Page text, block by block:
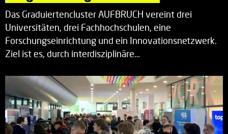
Das Graduiertencluster AUFBRUCH vereint drei
Universitäten, drei Fachhochschulen, eine
Forschungseinrichtung und ein Innovationsnetzwerk.
Ziel ist es, durch interdisziplinäre…